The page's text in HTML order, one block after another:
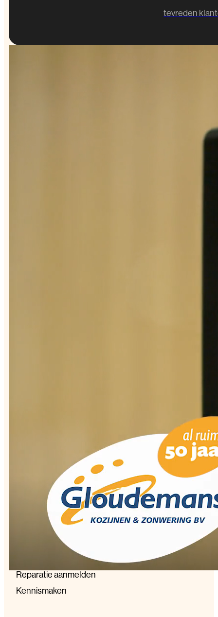
tevreden
Over ons
Klantverhalen
Werken bij
Reparatie aanmelden
Kennismaken